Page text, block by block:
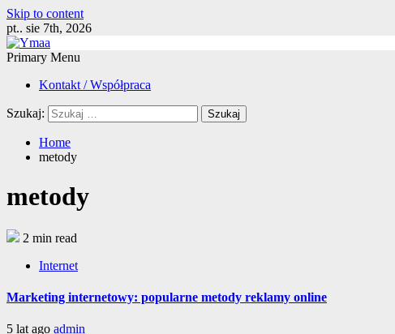
Skip to content
pt.. sie 7th, 2026
Primary Menu
Kontakt / Współpraca
Szukaj:
Home
metody
metody
2 min read
Internet
Marketing internetowy: popularne metody reklamy online
5 lat ago admin